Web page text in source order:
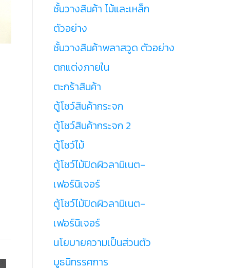
ชั้นวางสินค้า ไม้และเหล็ก
ตัวอย่าง
ชั้นวางสินค้าพลาสวูด ตัวอย่าง
ตกแต่งภายใน
ตะกร้าสินค้า
ตู้โชว์สินค้ากระจก
ตู้โชว์สินค้ากระจก 2
ตู้โชว์ไม้
ตู้โชว์ไม้ปิดผิวลามิเนต-
เฟอร์นิเจอร์
ตู้โชว์ไม้ปิดผิวลามิเนต-
เฟอร์นิเจอร์
นโยบายความเป็นส่วนตัว
บูธนิทรรศการ